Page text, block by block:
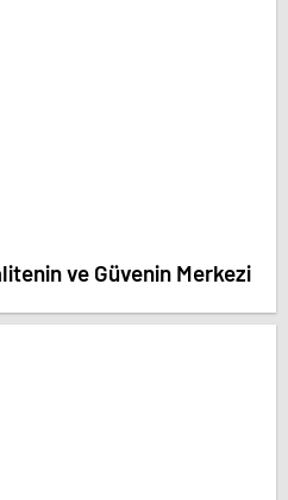
ve Güvenin Merkezi